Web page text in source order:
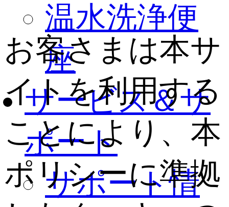
温水洗浄便
座
サービス＆サ
ポート
サポート情
お客さまは本サ
イトを利用する
ことにより、本
ポリシーに準拠